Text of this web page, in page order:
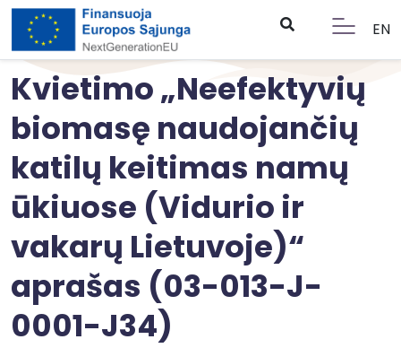
EN
Kvietimo „Neefektyvių
biomasę naudojančių
katilų keitimas namų
ūkiuose (Vidurio ir
vakarų Lietuvoje)“
aprašas (03-013-J-
0001-J34)